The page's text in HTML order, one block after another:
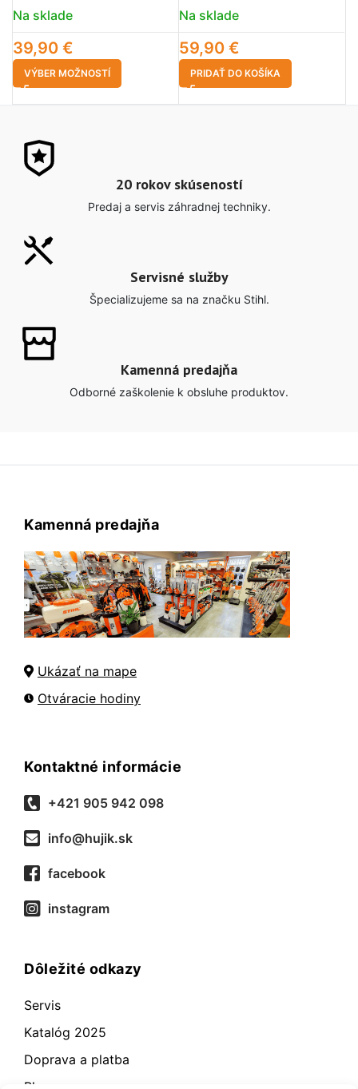
Na sklade
39,90 €
VÝBER MOŽNOSTÍ
Na sklade
59,90 €
PRIDAŤ DO KOŠÍKA
20 rokov skúseností
Predaj a servis záhradnej techniky.
Servisné služby
Špecializujeme sa na značku Stihl.
Kamenná predajňa
Odborné zaškolenie k obsluhe produktov.
Kamenná predajňa
Ukázať na mape
Otváracie hodiny
Kontaktné informácie
+421 905 942 098
info@hujik.sk
facebook
instagram
Dôležité odkazy
Servis
Katalóg 2025
Doprava a platba